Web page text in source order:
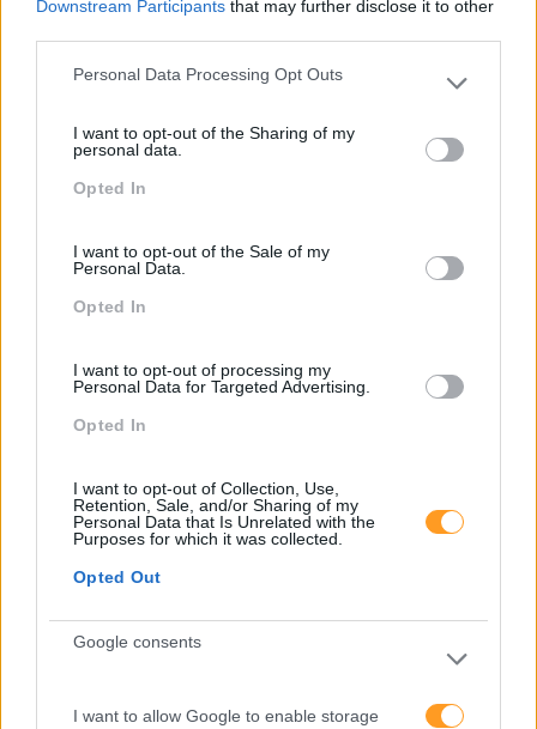
Downstream Participants that may further disclose it to other
Please note that this website/app uses one or more Google
not limited to your visit or usage behaviour. You may click to
grant or deny consent to Google and its third-party tags to
use your data for below specified purposes in below Google
Personal Data Processing Opt Outs
I want to opt-out of the Sharing of my
personal data.
Opted In
I want to opt-out of the Sale of my
Personal Data.
Opted In
I want to opt-out of processing my
Personal Data for Targeted Advertising.
Opted In
I want to opt-out of Collection, Use,
Retention, Sale, and/or Sharing of my
Personal Data that Is Unrelated with the
Purposes for which it was collected.
Opted Out
Google consents
I want to allow Google to enable storage
Trabalho Na Investigação:
Entre A Velocidade E O
Ao Escritório
Categorias Blog